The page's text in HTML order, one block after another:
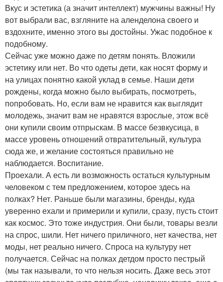
Вкус и эстетика (а значит интеллект) мужчины важны! Ну
вот выбрали вас, взгляните на аленделона своего и
вздохните, именно этого вы достойны. Ужас подобное к
подобному.
Сейчас уже можно даже по детям понять. Вложили
эстетику или нет. Во что одеты дети, как носят форму и
на улицах понятно какой уклад в семье. Наши дети
рождены, когда можно было выбирать, посмотреть,
попробовать. Но, если вам не нравится как выглядит
молодежь, значит вам не нравятся взрослые, этож всё
они купили своим отпрыскам. В массе безвкусица, в
массе уровень отношений отвратительный, культура
сюда же, и желание состояться правильно не
наблюдается. Воспитание.
Проехали. А есть ли возможность остаться культурным
человеком с тем предложением, которое здесь на
полках? Нет. Раньше были магазины, бренды, куда
уверенно ехали и примерили и купили, сразу, пусть стоит
как космос. Это тоже индустрия. Они были, товары везли
на спрос, шили. Нет ничего приличного, нет качества, нет
моды, нет реально ничего. Спроса на культуру нет
получается. Сейчас на полках детдом просто пестрый
(мы так называли, то что нельзя носить. Даже весь этот